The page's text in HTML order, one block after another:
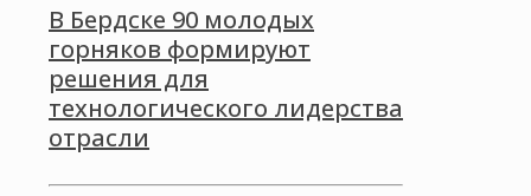
В Бердске 90 молодых
горняков формируют
решения для
технологического лидерства
отрасли